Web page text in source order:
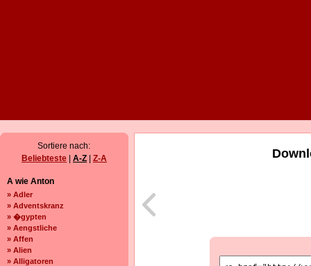
Sortiere nach:
Beliebteste
A-Z Z-A
A wie Anton
» Adler
» Adventskranz
» �gypten
» Aengstliche
» Affen
» Alien
» Alligatoren